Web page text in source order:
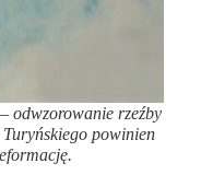
odwzorowanie rzeźby
powinien